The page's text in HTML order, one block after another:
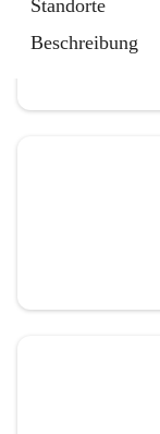
Standorte
Beschreibung